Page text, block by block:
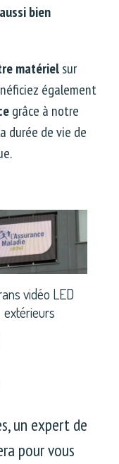
bien
matérielsur
également
grâce à notre
durée de vie de
vidéo LED
extérieurs
un expert de
pour vous